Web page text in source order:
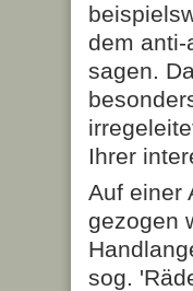
dem anti-
sagen.
Ihrer
Auf einer
gezogen
sog.